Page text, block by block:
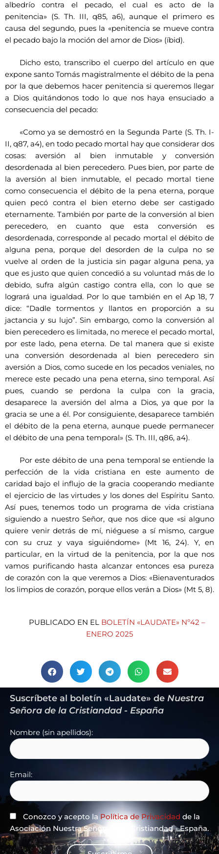
albedrío contra el pecado, el cual es acto de la
penitencia» (S. Th. III, q85, a6), aunque el primero es
causa del segundo, pues la «penitencia se mueve contra
el pecado bajo la moción del amor de Dios» (íbid).
Dicho esto, transcribo el cuerpo del artículo en que
expone santo Tomás magistralmente el débito de la pena
por la que debemos hacer penitencia si queremos llegar
a Dios quitándonos todo lo que nos haya ensuciado a
consecuencia del pecado:
«Como ya se demostró en la Segunda Parte (S. Th. I-
II, q87, a4), en todo pecado mortal hay que considerar dos
cosas: aversión al bien inmutable y conversión
desordenada al bien perecedero. Pues bien, por parte de
la aversión al bien inmutable, el pecado mortal tiene
como consecuencia el débito de la pena eterna, porque
quien pecó contra el bien eterno debe ser castigado
eternamente. También por parte de la conversión al bien
perecedero, en cuanto que esta conversión es
desordenada, corresponde al pecado mortal el débito de
alguna pena, porque del desorden de la culpa no se
vuelve al orden de la justicia sin pagar alguna pena, ya
que es justo que quien concedió a su voluntad más de lo
debido, sufra algún castigo contra ella, con lo que se
logrará una igualdad. Por lo que también en el Ap 18, 7
dice: “Dadle tormentos y llantos en proporción a su
jactancia y su lujo”. Sin embargo, como la conversión al
bien perecedero es limitada, no merece el pecado mortal,
por este lado, pena eterna. De tal manera que si existe
una conversión desordenada al bien perecedero sin
aversión a Dios, como sucede en los pecados veniales, no
merece este pecado una pena eterna, sino temporal. Así
pues, cuando se perdona la culpa con la gracia,
desaparece la aversión del alma a Dios, ya que por la
gracia se une a él. Por consiguiente, desaparece también
el débito de la pena eterna, aunque puede permanecer
el débito de una pena temporal» (S. Th. III, q86, a4).
Por este débito de una pena temporal se entiende la
perfección de la vida cristiana en este aumento de
caridad bajo el influjo de la gracia cooperando mediante
el ejercicio de las virtudes y los dones del Espíritu Santo.
Así pues, tenemos todo un programa de vida cristiana
siguiendo a nuestro Señor, que nos dice que «si alguno
quiere venir detrás de mí, niéguese a sí mismo, cargue
con su cruz y vaya siguiéndome» (Mt 16, 24). Y, en
particular, en la virtud de la penitencia, por la que nos
vamos purificando hasta alcanzar entonces esa pureza
de corazón con la que veremos a Dios: «Bienaventurados
los limpios de corazón, porque ellos verán a Dios» (Mt 5, 8).
PUBLICADO EN EL BOLETÍN «LAUDATE» Nº42 –
ENERO 2025
Suscríbete al boletín «Laudate» de Nuestra
Señora de la Cristiandad - España
Nombre (sin apellidos):
Email:
Conozco y acepto la Política de Privacidad de la
Asociación Nuestra Señora de la Cristiandad - España.